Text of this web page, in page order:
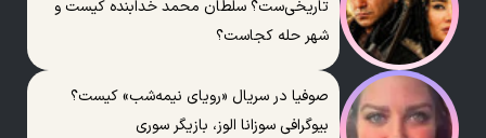
تاریخی‌ست؟ سلطان محمد خدابنده کیست و
شهر حله کجاست؟
صوفیا در سریال «رویای نیمه‌شب» کیست؟
بیوگرافی سوزانا الوز، بازیگر سوری